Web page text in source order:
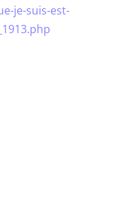
je-suis-est-